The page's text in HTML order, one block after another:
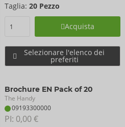
Taglia: 20 Pezzo
Acquista
Selezionare l'elenco dei
preferiti
Brochure EN Pack of 20
The Handy
09193300000
PI: 0,00 €